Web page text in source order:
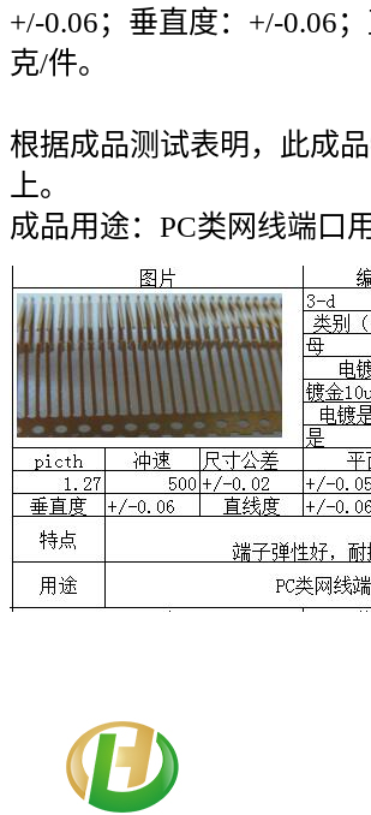
+/-0.06；垂直度：+/-0.06
克/件。
根据成品测试表明，此成
上。
成品用途：PC类网线端口